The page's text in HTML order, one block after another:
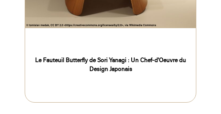
Le Fauteuil Butterfly de Sori Yanagi : Un Chef-d'Oeuvre du
Design Japonais